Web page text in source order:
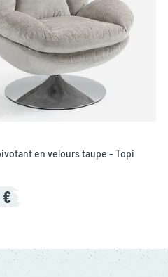
en velours taupe - Topi